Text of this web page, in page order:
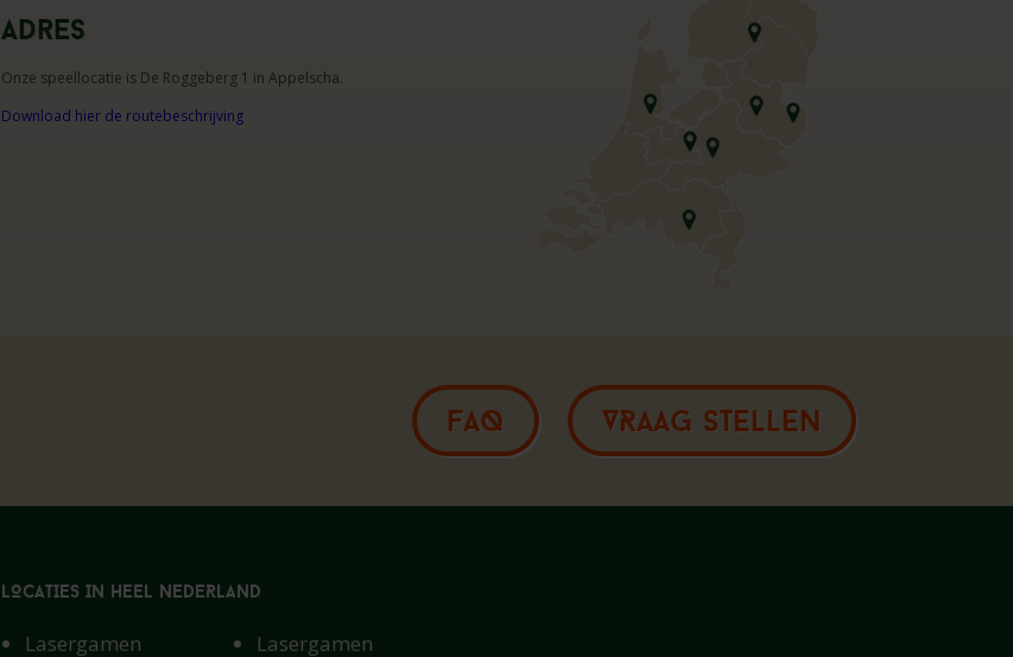
Adres
Onze speellocatie is De Roggeberg 1 in Appelscha.
Download hier de routebeschrijving
FAQ VRAAG STELLEN
LOCATIES IN HEEL NEDERLAND
Lasergamen Lasergamen